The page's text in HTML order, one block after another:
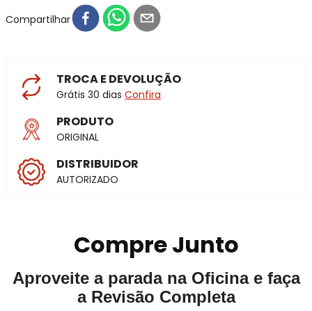
Compartilhar
TROCA E DEVOLUÇÃO
Grátis 30 dias Confira
PRODUTO
ORIGINAL
DISTRIBUIDOR
AUTORIZADO
Compre Junto
Aproveite a parada na Oficina e faça
a Revisão Completa